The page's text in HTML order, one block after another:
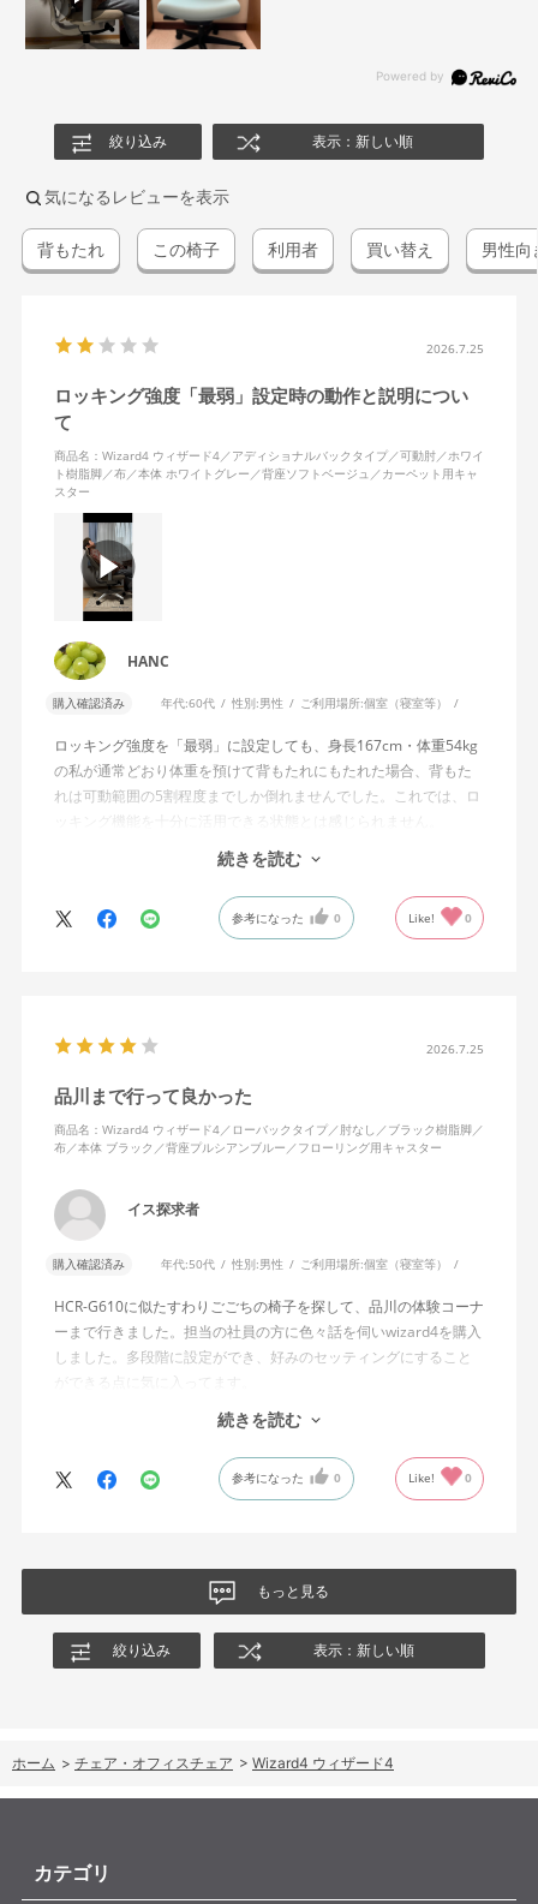
絞り込み 表示：新しい順
気になるレビューを表示
背もたれ この椅子 利用者 買い替え 男性向
2026.7.25
ロッキング強度「最弱」設定時の動作と説明につい
て
商品名：Wizard4 ウィザード4／アディショナルバックタイプ／可動肘／ホワイ
ト樹脂脚／布／本体 ホワイトグレー／背座ソフトベージュ／カーペット用キャ
スター
HANC
購入確認済み 年代:60代 性別:男性 ご利用場所:個室（寝室等）
ロッキング強度を「最弱」に設定しても、身長167cm・体重54kg
の私が通常どおり体重を預けて背もたれにもたれた場合、背もた
れは可動範囲の5割程度までしか倒れませんでした。これでは、ロ
ッキング機能を十分に活用できる状態とは感じられません。
私は勤務先で約11年間、同シリーズのWizard2を使用していま
す。Wizard2にもロッキング強度調整機能が備わっており、最弱に
設定した場合は、通常どおり体重を預けることで背もたれは可動
含めれば私より体重の軽い利用者は数多くいると思われるため、
あれば、ロッキング機能としてどのような使用感を想定している
のか疑問に感じています。
角度でもバランスをとりやすい反力特性に自動調整する機能」と
説明されています。しかし、この機能と、最弱設定でも背もたれ
説明を読んでも理解できませんでした。
問い合わせに対しては、「オートフィットシンクロロッキングの
反力特性を自動調整する機能が働いているため」「Wizard2とは機
構が異なるため、同じ挙動にはならない」との回答をいただきま
強度調整との関係や、最弱設定であっても大きな反力が残る理由
製品自体に不具合があるとは考えていませんが、少なくとも私の
ングの特性や体重による使用感の違いが、より分かりやすく案内
されることを期待します。
続きを読む
参考になった 0 Like! 0
2026.7.25
品川まで行って良かった
商品名：Wizard4 ウィザード4／ローバックタイプ／肘なし／ブラック樹脂脚／
布／本体 ブラック／背座プルシアンブルー／フローリング用キャスター
イス探求者
購入確認済み 年代:50代 性別:男性 ご利用場所:個室（寝室等）
HCR-G610に似たすわりごごちの椅子を探して、品川の体験コーナ
ーまで行きました。担当の社員の方に色々話を伺いwizard4を購入
しました。多段階に設定ができ、好みのセッティングにすること
ができる点に気に入ってます。
しいて言えば、座面がもう少し硬めが好みに近かったなと思いま
す。座面の硬さまで調節出来る機能が有れば完璧だと思います。
続きを読む
参考になった 0 Like! 0
もっと見る
絞り込み 表示：新しい順
ホーム > チェア・オフィスチェア > Wizard4 ウィザード4
カテゴリ